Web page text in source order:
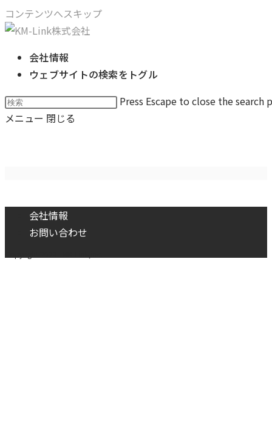
コンテンツへスキップ
会社情報
ウェブサイトの検索をトグル
Press Escape to close the search
メニュー 閉じる
会社情報
お問い合わせ